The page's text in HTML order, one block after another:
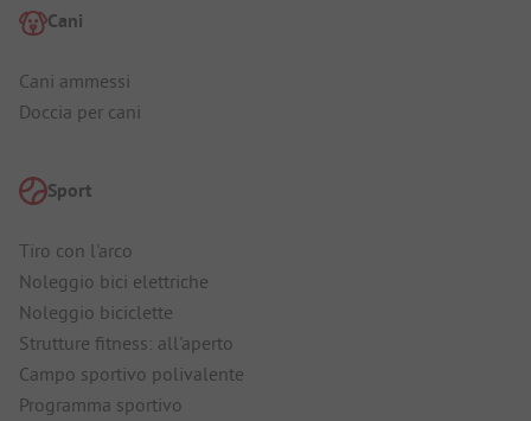
Cani
Cani ammessi
Doccia per cani
Sport
Tiro con l'arco
Noleggio bici elettriche
Noleggio biciclette
Strutture fitness: all'aperto
Campo sportivo polivalente
Programma sportivo